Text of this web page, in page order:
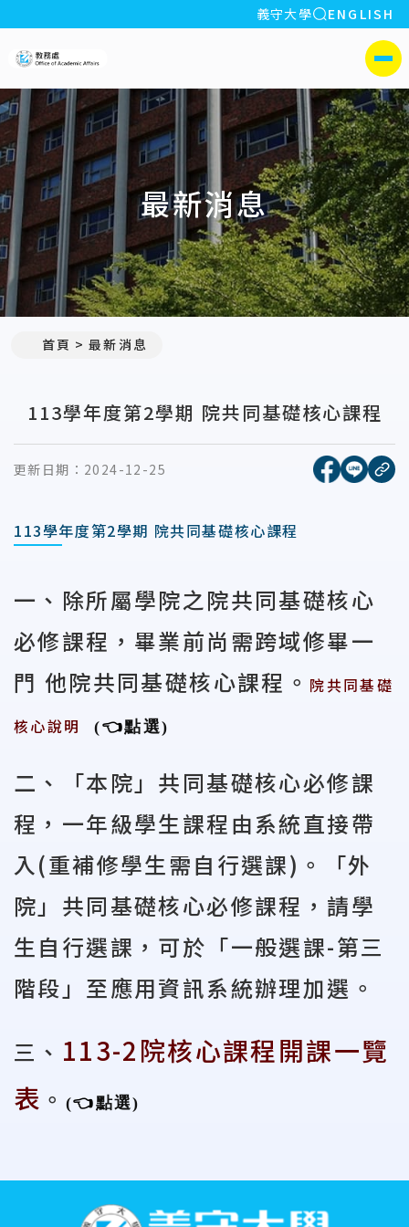
:::
義守大學 全站搜索
ENGLISH
側選單
最新消息
首頁 最新消息
113學年度第2學期 院共同基礎核心課程
更新日期： 2024-12-25 [另開新
[另開
複
113學年度第2學期 院共同基礎核心課程
一、除所屬學院之院共同基礎核心
必修課程，畢業前尚需跨域修畢一
門 他院共同基礎核心課程。 院共同基礎
核心說明
(👈點選)
二、「本院」共同基礎核心必修課
程，一年級學生課程由系統直接帶
入(重補修學生需自行選課) 。「外
院」共同基礎核心必修課程，請學
生自行選課，可於「一般選課-第三
階段」至應用資訊系統辦理加選。
三、 113-2院核心課程開課一覽
表 。 (👈點選)